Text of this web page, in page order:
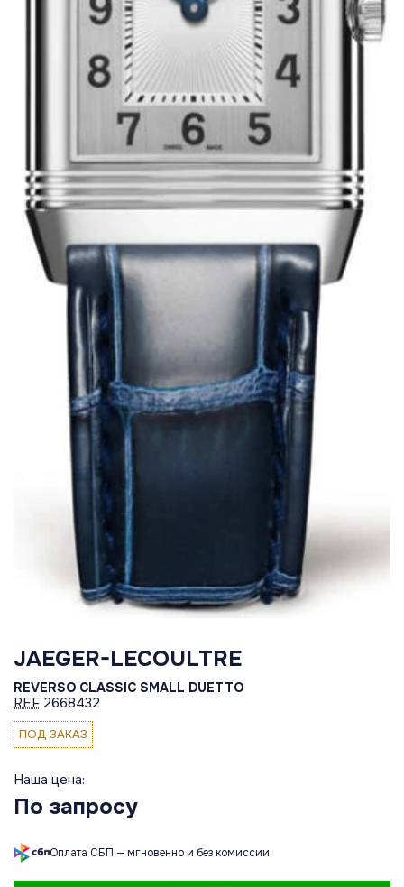
JAEGER-LECOULTRE
REVERSO CLASSIC SMALL DUETTO
REF 2668432
ПОД ЗАКАЗ
Наша цена:
По запросу
Оплата СБП — мгновенно и без комиссии